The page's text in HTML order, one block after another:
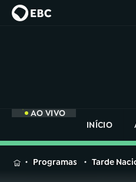
AO VIVO
INÍCIO
MENUProgramas Tarde